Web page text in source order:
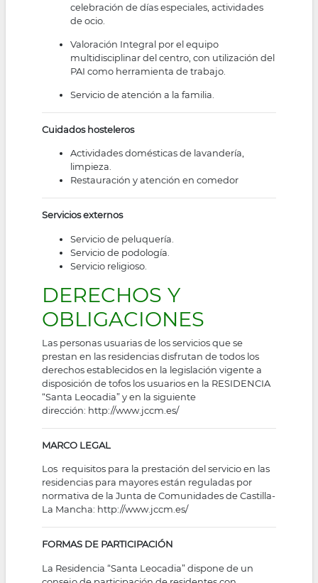
celebración de días especiales, actividades
de ocio.
Valoración Integral por el equipo
multidisciplinar del centro, con utilización del
PAI como herramienta de trabajo.
Servicio de atención a la familia.
Cuidados hosteleros
Actividades domésticas de lavandería,
limpieza.
Restauración y atención en comedor
Servicios externos
Servicio de peluquería.
Servicio de podología.
Servicio religioso.
DERECHOS Y
OBLIGACIONES
Las personas usuarias de los servicios que se
prestan en las residencias disfrutan de todos los
derechos establecidos en la legislación vigente a
disposición de tofos los usuarios en la RESIDENCIA
“Santa Leocadia” y en la siguiente
dirección: http://www.jccm.es/
MARCO LEGAL
Los requisitos para la prestación del servicio en las
residencias para mayores están reguladas por
normativa de la Junta de Comunidades de Castilla-
La Mancha: http://www.jccm.es/
FORMAS DE PARTICIPACIÓN
La Residencia “Santa Leocadia” dispone de un